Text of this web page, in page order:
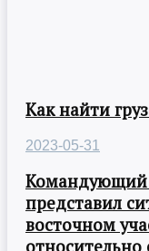
Как найти
2023-05-31
Командующий
представил
восточном